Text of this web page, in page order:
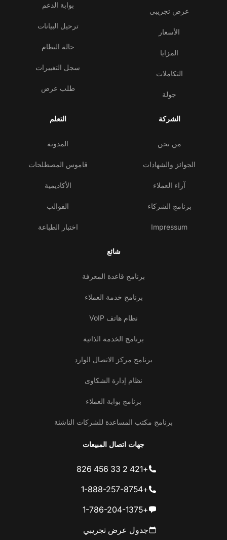
عرض تجريبي
الأسعار
المزايا
التكاملات
جولة
بوابة الدعم
ترحيل البيانات
حالة النظام
سجل التغييرات
طلب عرض
الشركة
من نحن
الجوائز والشهادات
آراء العملاء
برنامج الشركاء
Impressum
التعلم
المدونة
قاموس المصطلحات
الأكاديمية
القوالب
اختبار الطباعة
شائع
برنامج قاعدة المعرفة
برنامج خدمة العملاء
نظام هاتف VoIP
برنامج الخدمة الذاتية
برنامج مركز الاتصال الوارد
نظام إدارة الشكاوى
برنامج بوابة العملاء
برنامج مكتب المساعدة للشركات الناشئة
جهات اتصال المبيعات
+421 2 33 456 826
+1-888-257-8754
+1-786-204-1375
جدول عرض تجريبي